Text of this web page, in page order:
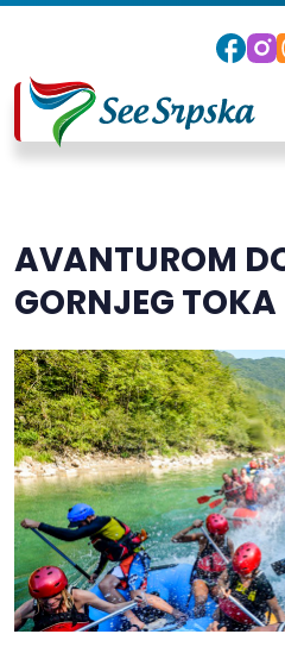
AVANTUROM
GORNJEG TOKA